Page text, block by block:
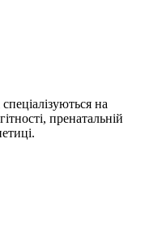
на
пренатальній